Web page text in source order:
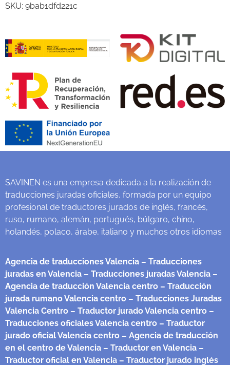
SKU: 9bab1dfd221c
SAVINEN es una empresa dedicada a la realización de
traducciones juradas oficiales, formada por un equipo
profesional de traductores jurados de inglés, francés,
ruso, rumano, alemán, portugués, búlgaro, chino,
holandés, polaco, árabe, italiano y muchos otros idiomas
Agencia de traducciones Valencia – Traducciones
juradas en Valencia – Traducciones juradas Valencia –
Agencia de traducción Valencia centro – Traducción
jurada rumano Valencia centro – Traducciones Juradas
Valencia Centro – Traductor jurado Valencia centro –
Traducciones oficiales Valencia centro – Traductor
jurado oficial Valencia centro – Agencia de traducción
en el centro de Valencia – Traductor en Valencia –
Traductor oficial en Valencia – Traductor jurado inglés